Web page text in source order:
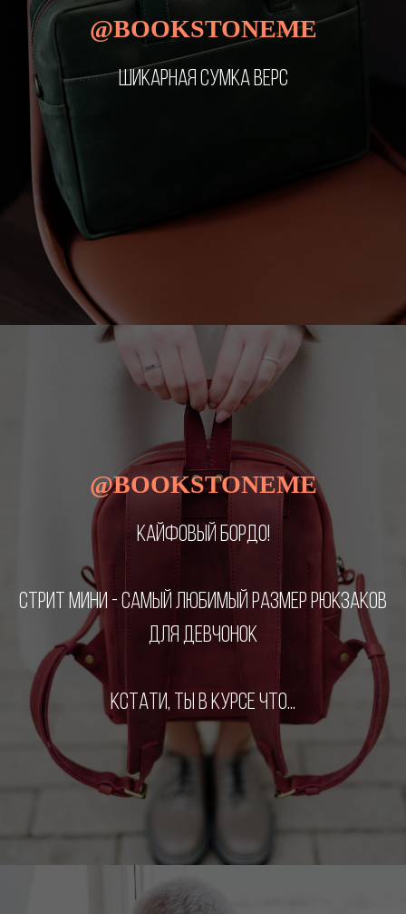
@BOOKSTONEME
ШИКАРНАЯ СУМКА ВЕРС
@BOOKSTONEME
КАЙФОВЫЙ БОРДО!
СТРИТ МИНИ - САМЫЙ ЛЮБИМЫЙ РАЗМЕР РЮКЗАКОВ
ДЛЯ ДЕВЧОНОК
КСТАТИ, ТЫ В КУРСЕ ЧТО...